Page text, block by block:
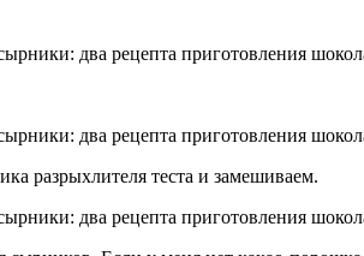
разрыхлителя теста и замешиваем.